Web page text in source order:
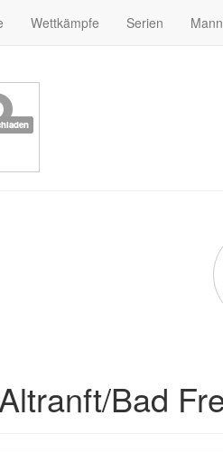
Wettkämpfe Serien
Bad